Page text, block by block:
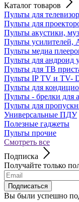
Каталог товаров
Пульты для
Пульты для
Пульты акустики,
Пульты усилителей,
Пульты медиа
Пульты для андроид
Пульты для ТВ
Пульты IP TV и TV-
Пульты для
Пульты - брелки для
Пульты для
Универсальные ПДУ
Полезные гаджеты
Пульты прочие
Смотреть все
Подписка
Получайте только
Подписаться
Вы были успешно